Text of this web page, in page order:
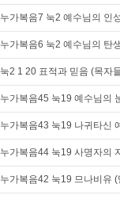
누가복음7 눅2 예수님의 인
누가복음6 눅2 예수님의 탄
눅2 1 20 표적과 믿음 (목자
누가복음45 눅19 예수님의
누가복음43 눅19 나귀타신
누가복음44 눅19 사명자의
누가복음42 눅19 므나비유